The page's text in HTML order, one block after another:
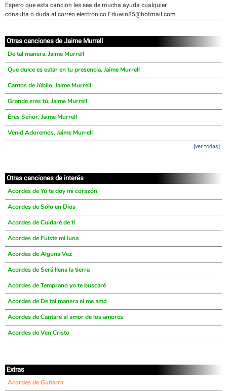
Espero que esta cancion les sea de mucha ayuda cualquier
consulta o duda al correo electronico Eduwin85@hotmail.com
Otras canciones de Jaime Murrell
De tal manera, Jaime Murrell
Que dulce es estar en tu presencia, Jaime Murrell
Cantos de Júbilo, Jaime Murrell
Grande eres tú, Jaime Murrell
Eres Señor, Jaime Murrell
Venid Adoremos, Jaime Murrell
[ver todas]
Otras canciones de interés
Acordes de Yo te doy mi corazón
Acordes de Sólo en Dios
Acordes de Cuidaré de tí
Acordes de Fuiste mi luna
Acordes de Alguna Vez
Acordes de Será llena la tierra
Acordes de Temprano yo te buscaré
Acordes de De tal manera el me amó
Acordes de Cantaré al amor de los amores
Acordes de Ven Cristo
Extras
Acordes de Guitarra